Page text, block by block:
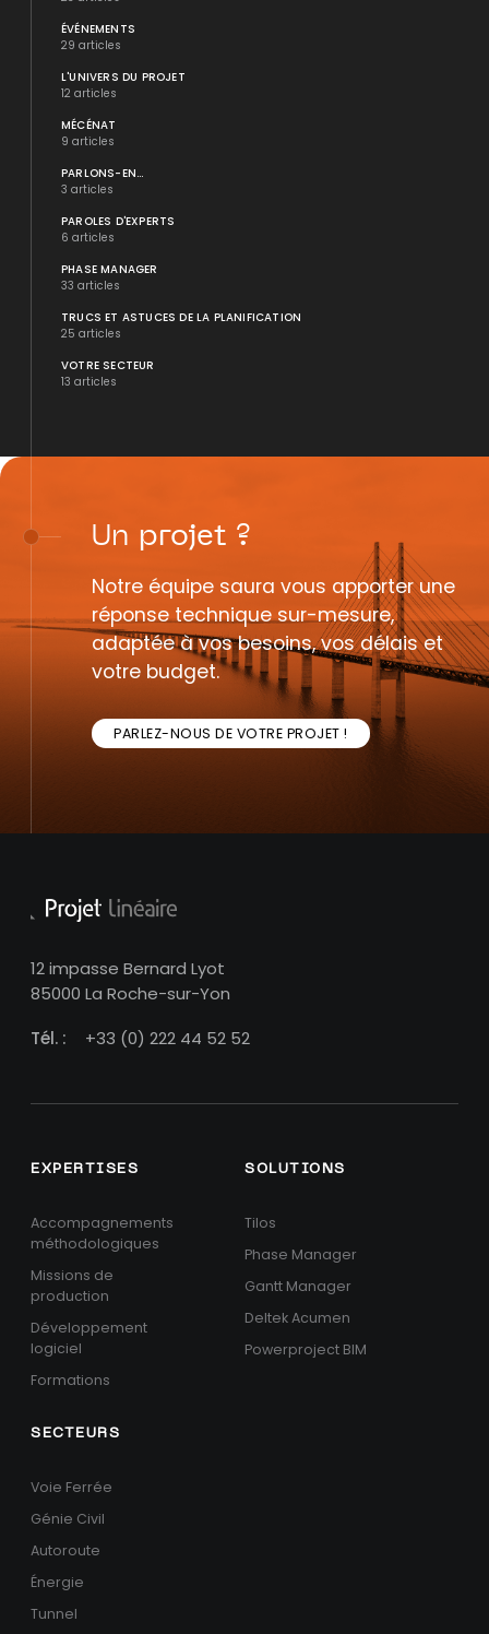
ÉVÉNEMENTS
29 articles
L'UNIVERS DU PROJET
12 articles
MÉCÉNAT
9 articles
PARLONS-EN...
3 articles
PAROLES D'EXPERTS
6 articles
PHASE MANAGER
33 articles
TRUCS ET ASTUCES DE LA PLANIFICATION
25 articles
VOTRE SECTEUR
13 articles
Un projet ?
Notre équipe saura vous apporter une
réponse technique sur-mesure,
adaptée à vos besoins, vos délais et
votre budget.
PARLEZ-NOUS DE VOTRE PROJET !
12 impasse Bernard Lyot
85000 La Roche-sur-Yon
Tél. :
+33 (0) 222 44 52 52
EXPERTISES
Accompagnements
méthodologiques
Missions de
production
Développement
logiciel
Formations
SOLUTIONS
Tilos
Phase Manager
Gantt Manager
Deltek Acumen
Powerproject BIM
SECTEURS
Voie Ferrée
Génie Civil
Autoroute
Énergie
Tunnel